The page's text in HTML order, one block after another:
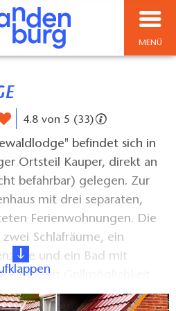
MENÜ
4.8 von 5 (33)
befindet sich in
Ortsteil Kauper, direkt an
befahrbar) gelegen. Zur
mit drei separaten,
Ferienwohnungen. Die
Schlafräume, ein
und ein Bad mit
mit Grillmöglichkeit
In der großen